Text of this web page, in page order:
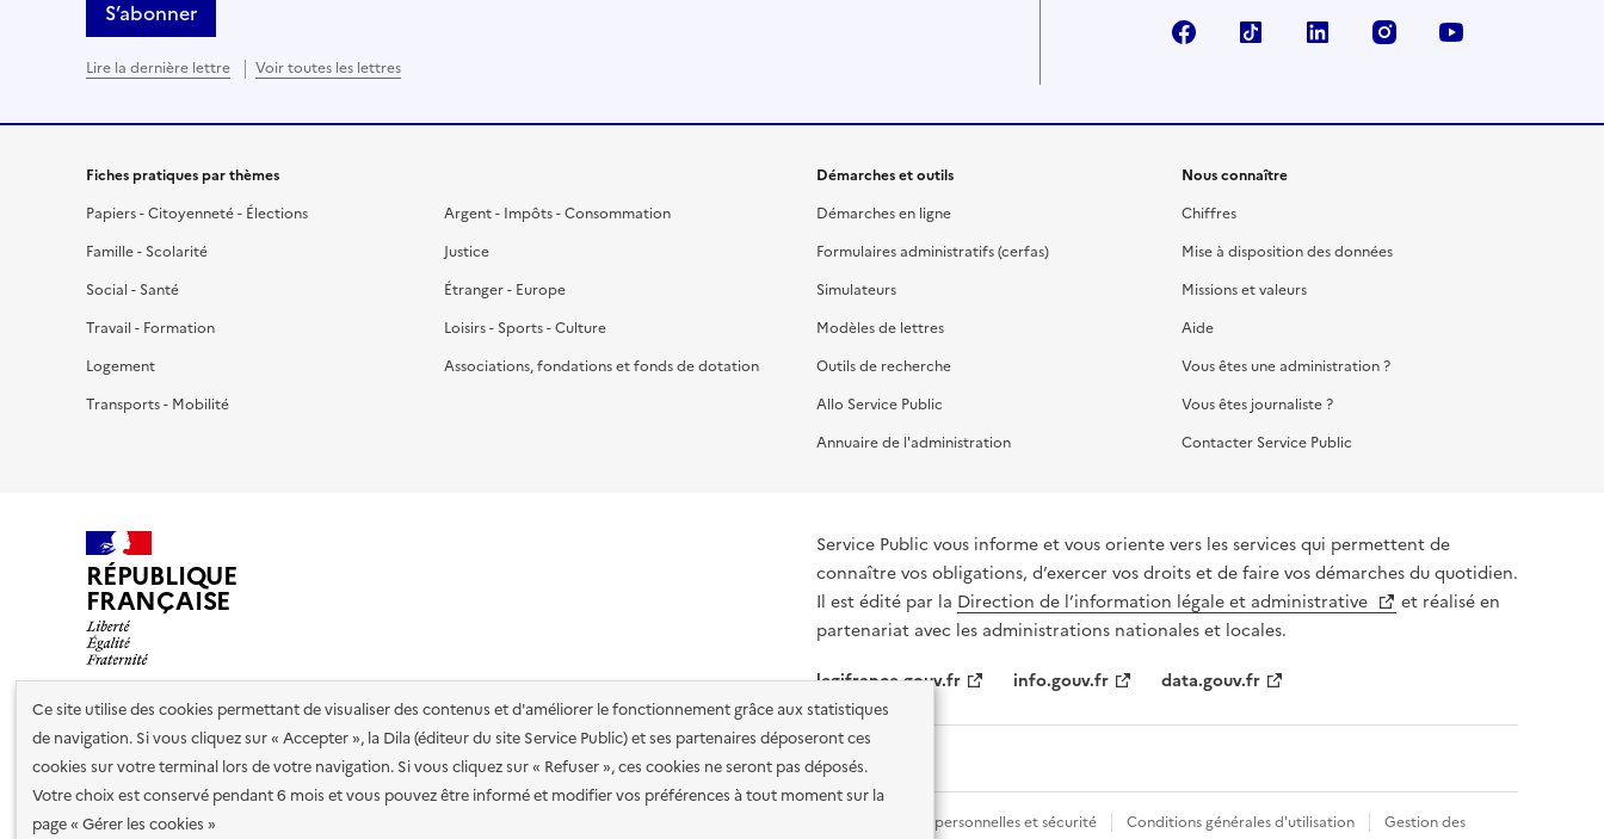
Ce site utilise des cookies permettant de visualiser des contenus et d'améliorer le fonctionnement grâce aux statistiques
de navigation. Si vous cliquez sur « Accepter », la Dila (éditeur du site Service Public) et ses partenaires déposeront ces
cookies sur votre terminal lors de votre navigation. Si vous cliquez sur « Refuser », ces cookies ne seront pas déposés.
Votre choix est conservé pendant 6 mois et vous pouvez être informé et modifier vos préférences à tout moment sur la
page « Gérer les cookies »
S’abonner
Lire la dernière lettre Voir toutes les lettres
FacebookTikTok LinkedIn Instagram
Fiches pratiques par thèmes
Papiers - Citoyenneté - Élections
Famille - Scolarité
Social - Santé
Travail - Formation
Logement
Transports - Mobilité
Argent - Impôts - Consommation
Justice
Étranger - Europe
Loisirs - Sports - Culture
Associations, fondations et fonds de dotation
Démarches et outils
Démarches en ligne
Formulaires administratifs (cerfas)
Simulateurs
Modèles de lettres
Outils de recherche
Allo Service Public
Annuaire de l'administration
Nous connaître
Chiffres
Mise à disposition des données
Missions et valeurs
Aide
Vous êtes une administration ?
Vous êtes journaliste ?
Contacter Service Public
RÉPUBLIQUE
FRANÇAISE
Service Public vous informe et vous oriente vers les services qui permettent de
connaître vos obligations, d’exercer vos droits et de faire vos démarches du quotidien.
Il est édité par la Direction de l’information légale et administrative
et réalisé en
partenariat avec les administrations nationales et locales.
legifrance.gouv.fr
info.gouv.fr data.gouv.fr
Nos partenaires
Plan du site Accessibilité : totalement conforme Données personnelles et sécurité Conditions générales d'utilisation Gestion des